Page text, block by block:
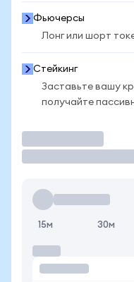
Фьючерсы
Лонг или шорт
Стейкинг
Заставьте вашу
получайте
15м 30м